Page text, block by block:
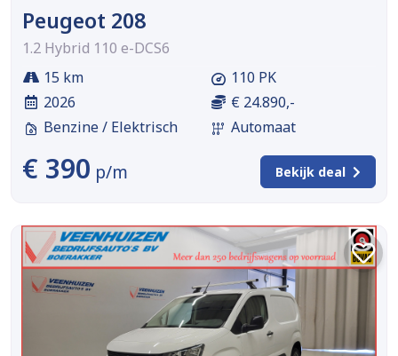
Peugeot 208
1.2 Hybrid 110 e-DCS6
15 km
2026
Benzine / Elektrisch
110 PK
€ 24.890,-
Automaat
€ 390 p/m Bekijk deal